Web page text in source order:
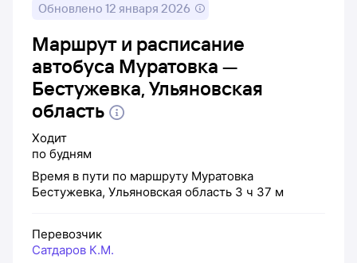
Обновлено 12 января 2026
Маршрут и расписание
автобуса Муратовка —
Бестужевка, Ульяновская
область
Ходит
по будням
Время в пути по маршруту Муратовка
Бестужевка, Ульяновская область 3 ч 37 м
Перевозчик
Сатдаров К.М.